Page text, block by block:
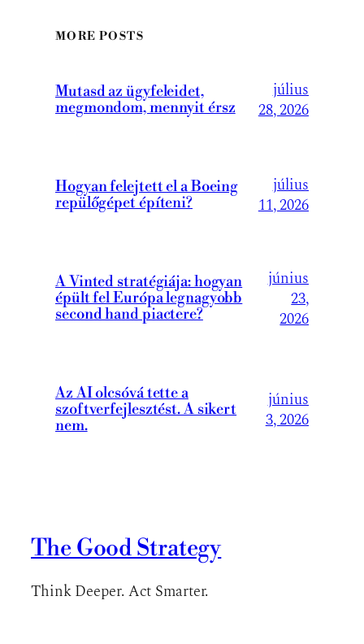
MORE POSTS
Mutasd az ügyfeleidet,
megmondom, mennyit érsz
július
28, 2026
Hogyan felejtett el a Boeing
repülőgépet építeni?
július
11, 2026
A Vinted stratégiája: hogyan
épült fel Európa legnagyobb
second hand piactere?
június
23,
2026
Az AI olcsóvá tette a
szoftverfejlesztést. A sikert
nem.
június
3, 2026
The Good Strategy
Think Deeper. Act Smarter.